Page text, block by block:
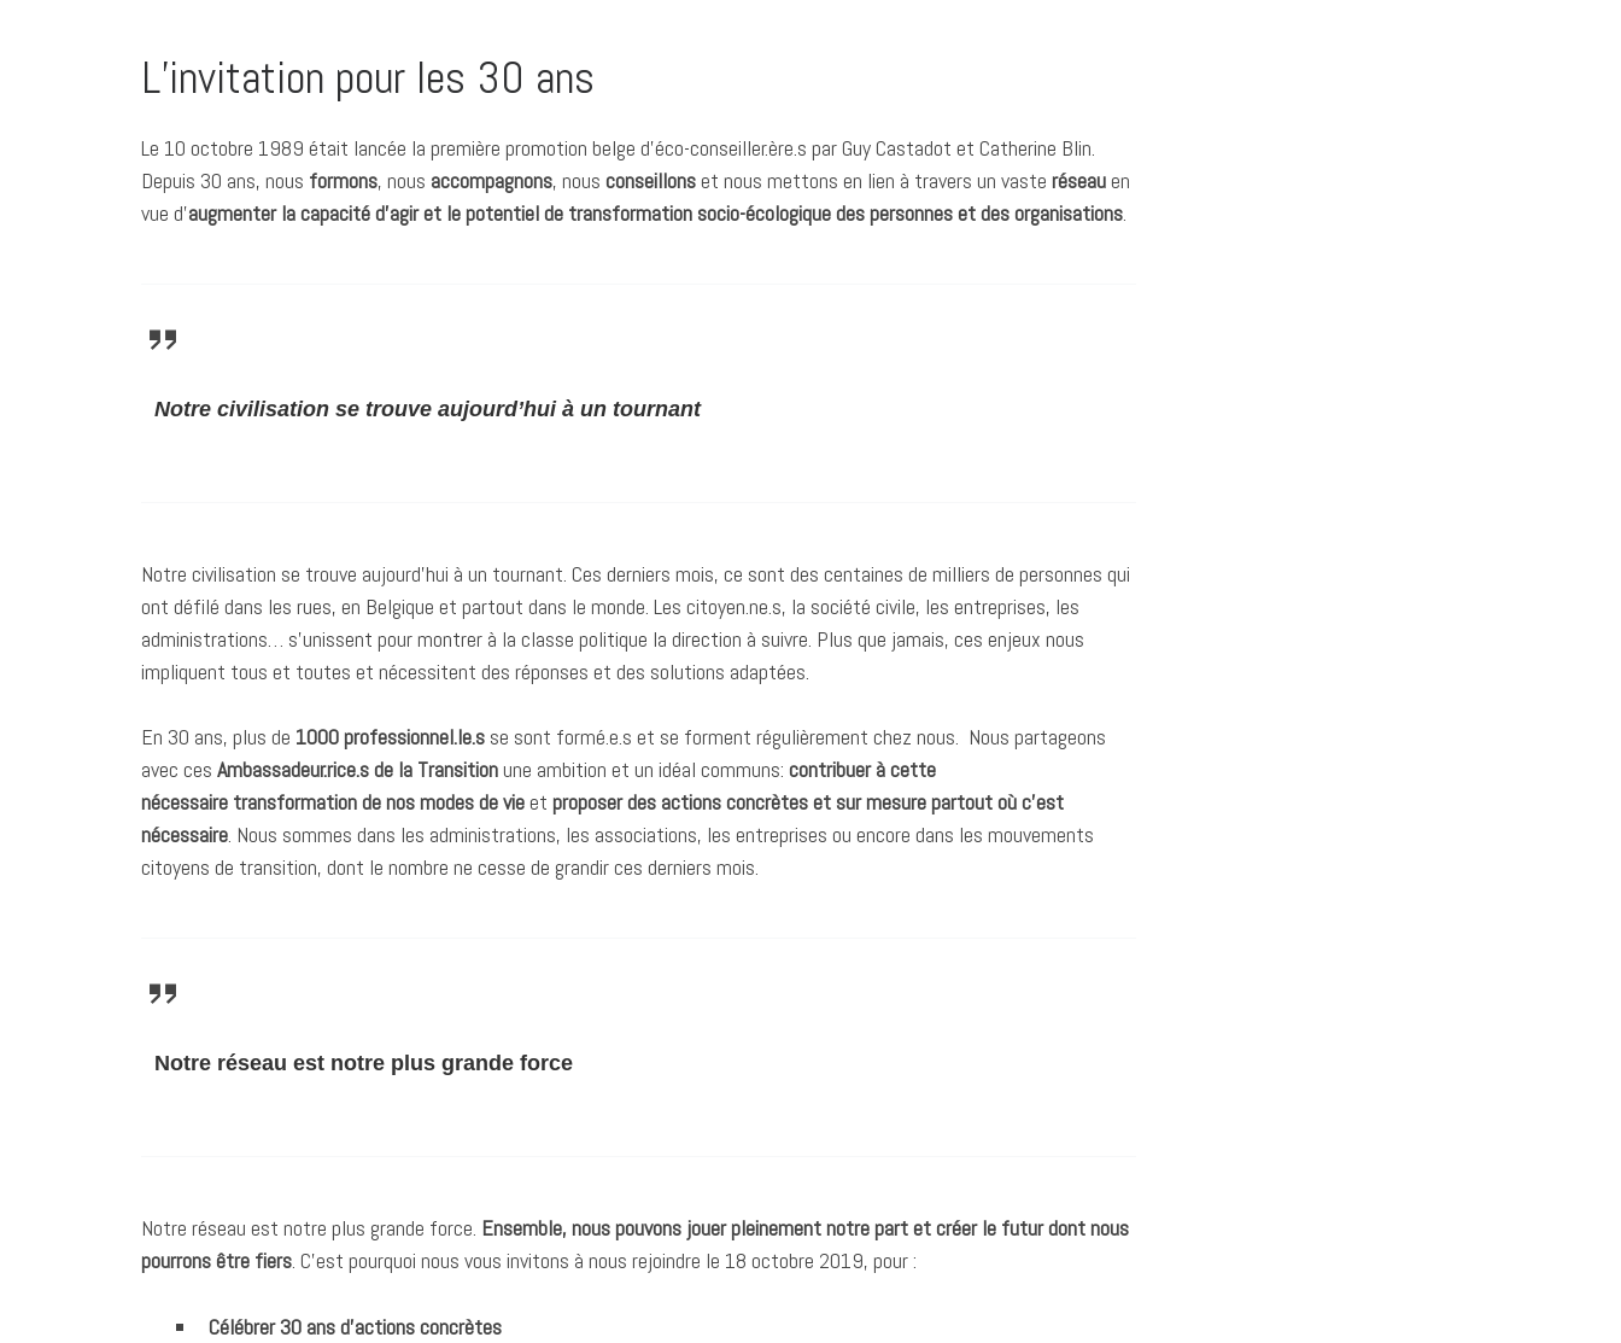
L’invitation pour les 30 ans
Le 10 octobre 1989 était lancée la première promotion belge d’éco-conseiller.ère.s par Guy Castadot et Catherine Blin.
Depuis 30 ans, nous formons, nous accompagnons, nous conseillonset nous mettons en lien à travers un vaste réseauen
vue d’augmenter la capacité d’agir et le potentiel de transformation socio-écologique des personnes et des organisations.
Notre civilisation se trouve aujourd’hui à un tournant
Notre civilisation se trouve aujourd’hui à un tournant. Ces derniers mois, ce sont des centaines de milliers de personnes qui
ont défilé dans les rues, en Belgique et partout dans le monde. Les citoyen.ne.s, la société civile, les entreprises, les
administrations… s’unissent pour montrer à la classe politique la direction à suivre. Plus que jamais, ces enjeux nous
impliquent tous et toutes et nécessitent des réponses et des solutions adaptées.
En 30 ans, plus de 1000 professionnel.le.s se sont formé.e.s et se forment régulièrement chez nous. Nous partageons
avec ces Ambassadeur.rice.s de la Transitionune ambition et un idéal communs: contribuer à cette
nécessaire transformation de nos modes de vieet proposer des actions concrètes et sur mesure partout où c’est
nécessaire. Nous sommes dans les administrations, les associations, les entreprises ou encore dans les mouvements
citoyens de transition, dont le nombre ne cesse de grandir ces derniers mois.
Notre réseau est notre plus grande force
Notre réseau est notre plus grande force. Ensemble, nous pouvons jouer pleinement notre part et créer le futur dont nous
pourrons être fiers. C’est pourquoi nous vous invitons à nous rejoindre le 18 octobre 2019, pour :
Célébrer 30 ans d’actions concrètes